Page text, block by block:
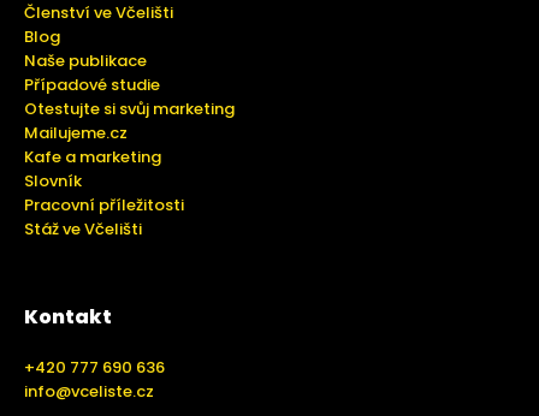
Členství ve Včelišti
Blog
Naše publikace
Případové studie
Otestujte si svůj marketing
Mailujeme.cz
Kafe a marketing
Slovník
Pracovní příležitosti
Stáž ve Včelišti
Kontakt
+420 777 690 636
info@vceliste.cz